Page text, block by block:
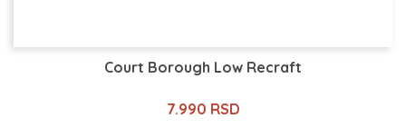
Court Borough Low Recraft
7.990 RSD